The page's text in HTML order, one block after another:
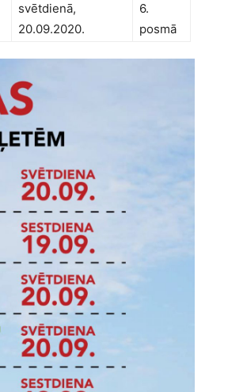
svētdienā,
20.09.2020.
6.
posmā